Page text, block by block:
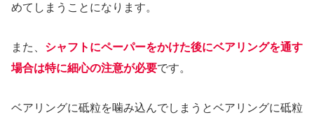
めてしまうことになります。
また、 シャフトにペーパーをかけた後にベアリングを通す
場合は特に細心の注意が必要です。
ベアリングに砥粒を噛み込んでしまうとベアリングに砥粒